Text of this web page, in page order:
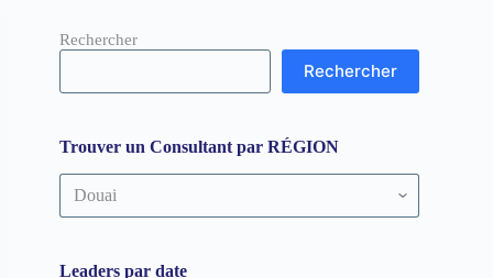
Rechercher
Rechercher
Trouver un Consultant par RÉGION
Trouver
un
Consultant
Leaders par date